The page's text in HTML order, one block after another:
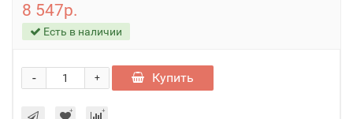
8 547р.
Есть в наличии
+
- Купить